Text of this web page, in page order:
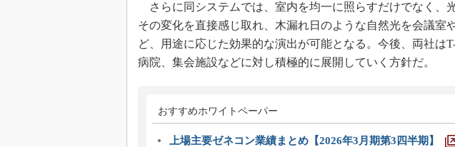
さらに同システムでは、室内を均一に照らすだけでなく、
その変化を直接感じ取れ、木漏れ日のような自然光を会議室
ど、用途に応じた効果的な演出が可能となる。今後、両社は
病院、集会施設などに対し積極的に展開していく方針だ。
おすすめホワイトペーパー
上場主要ゼネコン業績まとめ【2026年3月期第3四半期】